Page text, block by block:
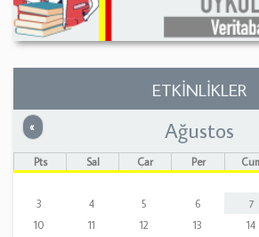
ETKİNLİKLER
« Önceki Ağustos
Pts Sal Çar Per
3
4 5 6 7
10
11 12 13 14